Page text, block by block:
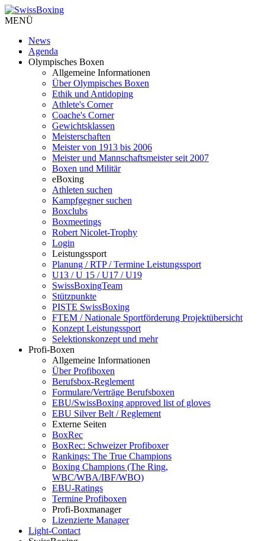
MENÜ
News
Agenda
Olympisches Boxen
Allgemeine Informationen
Über Olympisches Boxen
Ethik und Antidoping
Athlete's Corner
Coache's Corner
Gewichtsklassen
Meisterschaften
Meister von 1913 bis 2006
Meister und Mannschaftsmeister seit 2007
Boxen und Militär
eBoxing
Athleten suchen
Kampfgegner suchen
Boxclubs
Boxmeetings
Robert Nicolet-Trophy
Login
Leistungssport
Planung / RTP / Termine Leistungssport
U13 / U 15 / U17 / U19
SwissBoxingTeam
Stützpunkte
PISTE SwissBoxing
FTEM / Nationale Sportförderung Projektübersicht
Konzept Leistungssport
Selektionskonzept und mehr
Profi-Boxen
Allgemeine Informationen
Über Profiboxen
Berufsbox-Reglement
Formulare/Verträge Berufsboxen
EBU/SwissBoxing approved list of gloves
EBU Silver Belt / Reglement
Externe Seiten
BoxRec
BoxRec: Schweizer Profiboxer
Rankings: The True Champions
Boxing Champions (The Ring,
WBC/WBA/IBF/WBO)
EBU-Ratings
Termine Profiboxen
Profi-Boxmanager
Lizenzierte Manager
Light-Contact